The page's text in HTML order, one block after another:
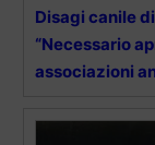
Disagi canile
“Necessario
associazioni